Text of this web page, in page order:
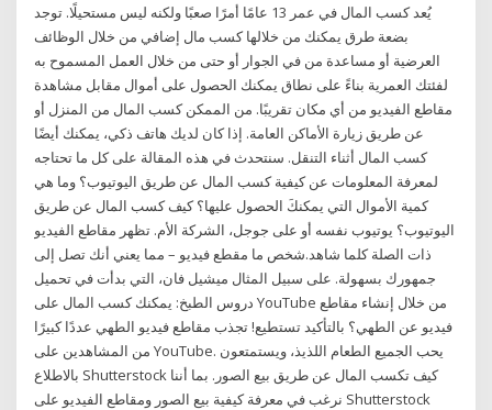
يُعد كسب المال في عمر 13 عامًا أمرًا صعبًا ولكنه ليس مستحيلًا. توجد
بضعة طرق يمكنك من خلالها كسب مال إضافي من خلال الوظائف
العرضية أو مساعدة من في الجوار أو حتى من خلال العمل المسموح به
لفئتك العمرية بناءً على نطاق يمكنك الحصول على أموال مقابل مشاهدة
مقاطع الفيديو من أي مكان تقريبًا. من الممكن كسب المال من المنزل أو
عن طريق زيارة الأماكن العامة. إذا كان لديك هاتف ذكي، يمكنك أيضًا
كسب المال أثناء التنقل. سنتحدث في هذه المقالة على كل ما تحتاجه
لمعرفة المعلومات عن كيفية كسب المال عن طريق اليوتيوب؟ وما هي
كمية الأموال التي يمكنكَ الحصول عليها؟ كيف كسب المال عن طريق
اليوتيوب؟ يوتيوب نفسه أو على جوجل، الشركة الأم. تظهر مقاطع الفيديو
ذات الصلة كلما شاهد.شخص ما مقطع فيديو – مما يعني أنك تصل إلى
جمهورك بسهولة. على سبيل المثال ميشيل فان، التي بدأت في تحميل
دروس الطبخ: يمكنك كسب المال على YouTube من خلال إنشاء مقاطع
فيديو عن الطهي؟ بالتأكيد تستطيع! تجذب مقاطع فيديو الطهي عددًا كبيرًا
من المشاهدين على YouTube. يحب الجميع الطعام اللذيذ، ويستمتعون
بالاطلاع Shutterstock كيف تكسب المال عن طريق بيع الصور. بما أننا
نرغب في معرفة كيفية بيع الصور ومقاطع الفيديو على Shutterstock